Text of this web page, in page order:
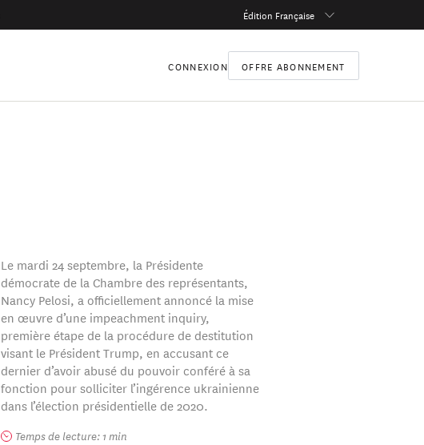
Édition Française
CONNEXION OFFRE ABONNEMENT
Le mardi 24 septembre, la Présidente
démocrate de la Chambre des représentants,
Nancy Pelosi, a officiellement annoncé la mise
en œuvre d’une impeachment inquiry,
première étape de la procédure de destitution
visant le Président Trump, en accusant ce
dernier d’avoir abusé du pouvoir conféré à sa
fonction pour solliciter l’ingérence ukrainienne
dans l’élection présidentielle de 2020.
Temps de lecture: 1 min